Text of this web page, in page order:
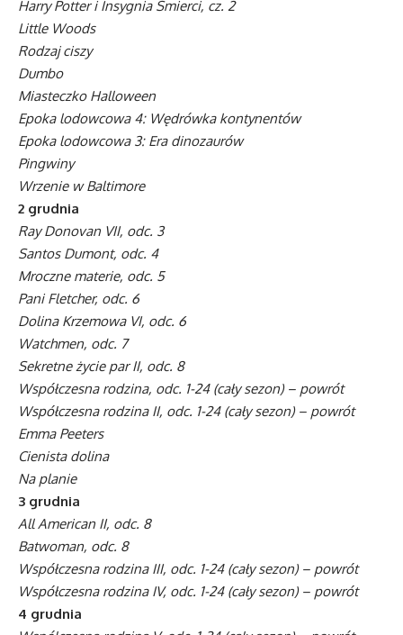
Harry Potter i Insygnia Śmierci, cz. 2
Little Woods
Rodzaj ciszy
Dumbo
Miasteczko Halloween
Epoka lodowcowa 4: Wędrówka kontynentów
Epoka lodowcowa 3: Era dinozaurów
Pingwiny
Wrzenie w Baltimore
2 grudnia
Ray Donovan VII, odc. 3
Santos Dumont, odc. 4
Mroczne materie, odc. 5
Pani Fletcher, odc. 6
Dolina Krzemowa VI, odc. 6
Watchmen, odc. 7
Sekretne życie par II, odc. 8
Współczesna rodzina, odc. 1-24 (cały sezon) – powrót
Współczesna rodzina II, odc. 1-24 (cały sezon) – powrót
Emma Peeters
Cienista dolina
Na planie
3 grudnia
All American II, odc. 8
Batwoman, odc. 8
Współczesna rodzina III, odc. 1-24 (cały sezon) – powrót
Współczesna rodzina IV, odc. 1-24 (cały sezon) – powrót
4 grudnia